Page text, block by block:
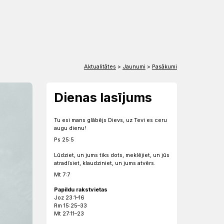
Aktualitātes > Jaunumi > Pasākumi
Dienas lasījums
Tu esi mans glābējs Dievs, uz Tevi es ceru
augu dienu!
Ps 25:5
Lūdziet, un jums tiks dots, meklējiet, un jūs
atradīsiet, klaudziniet, un jums atvērs.
Mt 7:7
Papildu rakstvietas
Joz 23:1–16
Rm 15:25–33
Mt 27:11–23